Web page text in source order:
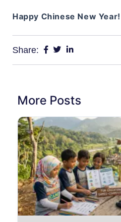
Happy Chinese New Year!
Share:
More Posts